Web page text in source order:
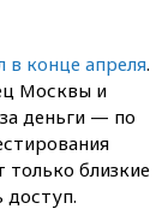
в конце апреля.
Москвы и
деньги — по
близкие
доступ.